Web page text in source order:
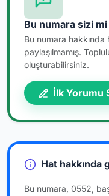
Bu numara sizi mi
Bu numara hakkında
paylaşılmamış.
oluşturabilirsiniz.
İlk Yorumu
Hat hakkında
Bu numara, 0552,